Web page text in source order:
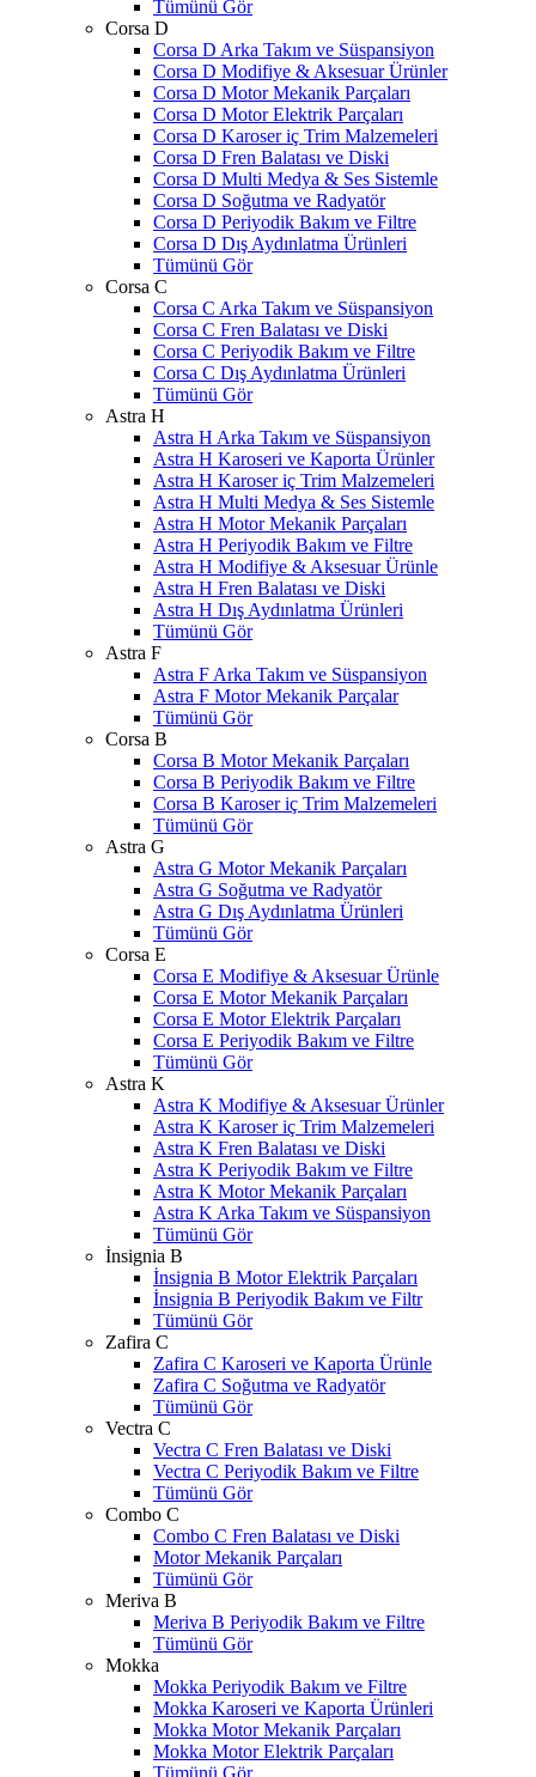
Tümünü Gör
Corsa D
Corsa D Arka Takım ve Süspansiyon
Corsa D Modifiye & Aksesuar Ürünler
Corsa D Motor Mekanik Parçaları
Corsa D Motor Elektrik Parçaları
Corsa D Karoser iç Trim Malzemeleri
Corsa D Fren Balatası ve Diski
Corsa D Multi Medya & Ses Sistemle
Corsa D Soğutma ve Radyatör
Corsa D Periyodik Bakım ve Filtre
Corsa D Dış Aydınlatma Ürünleri
Tümünü Gör
Corsa C
Corsa C Arka Takım ve Süspansiyon
Corsa C Fren Balatası ve Diski
Corsa C Periyodik Bakım ve Filtre
Corsa C Dış Aydınlatma Ürünleri
Tümünü Gör
Astra H
Astra H Arka Takım ve Süspansiyon
Astra H Karoseri ve Kaporta Ürünler
Astra H Karoser iç Trim Malzemeleri
Astra H Multi Medya & Ses Sistemle
Astra H Motor Mekanik Parçaları
Astra H Periyodik Bakım ve Filtre
Astra H Modifiye & Aksesuar Ürünle
Astra H Fren Balatası ve Diski
Astra H Dış Aydınlatma Ürünleri
Tümünü Gör
Astra F
Astra F Arka Takım ve Süspansiyon
Astra F Motor Mekanik Parçalar
Tümünü Gör
Corsa B
Corsa B Motor Mekanik Parçaları
Corsa B Periyodik Bakım ve Filtre
Corsa B Karoser iç Trim Malzemeleri
Tümünü Gör
Astra G
Astra G Motor Mekanik Parçaları
Astra G Soğutma ve Radyatör
Astra G Dış Aydınlatma Ürünleri
Tümünü Gör
Corsa E
Corsa E Modifiye & Aksesuar Ürünle
Corsa E Motor Mekanik Parçaları
Corsa E Motor Elektrik Parçaları
Corsa E Periyodik Bakım ve Filtre
Tümünü Gör
Astra K
Astra K Modifiye & Aksesuar Ürünler
Astra K Karoser iç Trim Malzemeleri
Astra K Fren Balatası ve Diski
Astra K Periyodik Bakım ve Filtre
Astra K Motor Mekanik Parçaları
Astra K Arka Takım ve Süspansiyon
Tümünü Gör
İnsignia B
İnsignia B Motor Elektrik Parçaları
İnsignia B Periyodik Bakım ve Filtr
Tümünü Gör
Zafira C
Zafira C Karoseri ve Kaporta Ürünle
Zafira C Soğutma ve Radyatör
Tümünü Gör
Vectra C
Vectra C Fren Balatası ve Diski
Vectra C Periyodik Bakım ve Filtre
Tümünü Gör
Combo C
Combo C Fren Balatası ve Diski
Motor Mekanik Parçaları
Tümünü Gör
Meriva B
Meriva B Periyodik Bakım ve Filtre
Tümünü Gör
Mokka
Mokka Periyodik Bakım ve Filtre
Mokka Karoseri ve Kaporta Ürünleri
Mokka Motor Mekanik Parçaları
Mokka Motor Elektrik Parçaları
Tümünü Gör